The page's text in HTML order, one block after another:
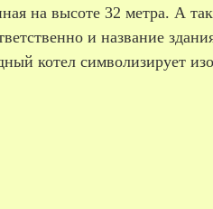
на высоте 32 метра. А
и название
котел символизирует